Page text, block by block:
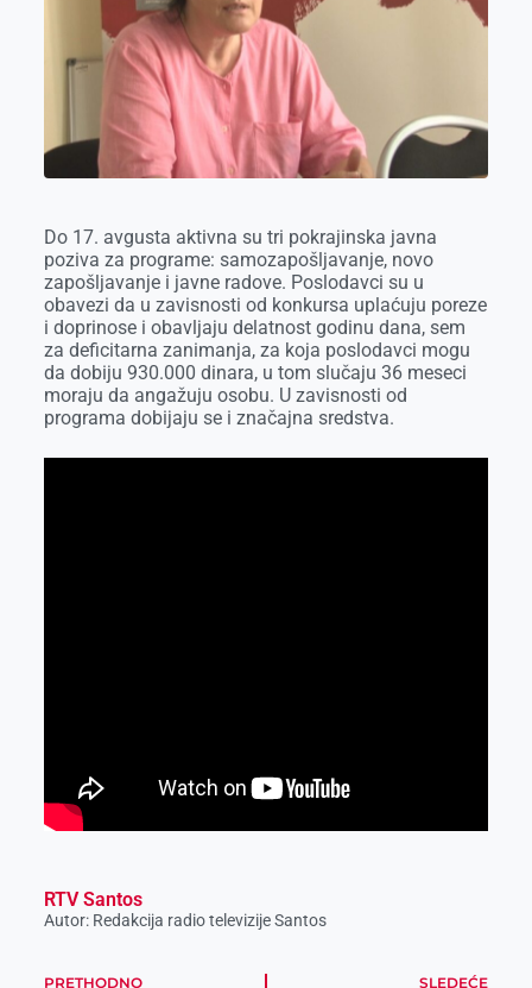
k
e
r
n
p
Do 17. avgusta aktivna su tri pokrajinska javna
poziva za programe: samozapošljavanje, novo
zapošljavanje i javne radove. Poslodavci su u
obavezi da u zavisnosti od konkursa uplaćuju poreze
i doprinose i obavljaju delatnost godinu dana, sem
za deficitarna zanimanja, za koja poslodavci mogu
da dobiju 930.000 dinara, u tom slučaju 36 meseci
moraju da angažuju osobu. U zavisnosti od
programa dobijaju se i značajna sredstva.
RTV Santos
Autor: Redakcija radio televizije Santos
PRETHODNO
SLEDEĆE